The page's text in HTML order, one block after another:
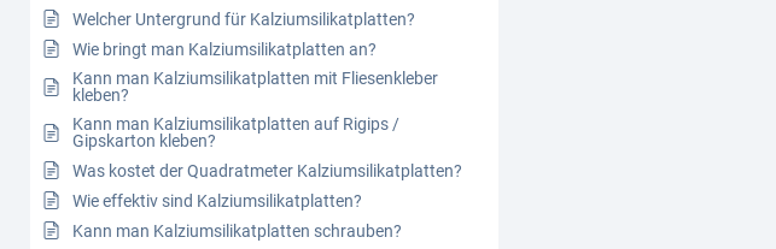
Welcher Untergrund für Kalziumsilikatplatten?
Wie bringt man Kalziumsilikatplatten an?
Kann man Kalziumsilikatplatten mit Fliesenkleber
kleben?
Kann man Kalziumsilikatplatten auf Rigips /
Gipskarton kleben?
Was kostet der Quadratmeter Kalziumsilikatplatten?
Wie effektiv sind Kalziumsilikatplatten?
Kann man Kalziumsilikatplatten schrauben?